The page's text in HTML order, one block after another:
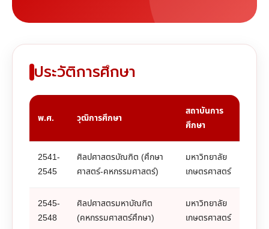
ประวัติการศึกษา
พ.ศ. วุฒิการศึกษา
สถาบันการ
ศึกษา
2541-
2545
ศิลปศาสตรบัณฑิต (ศึกษา
ศาสตร์-คหกรรมศาสตร์)
มหาวิทยาลัย
เกษตรศาสตร์
2545-
2548
ศิลปศาสตรมหาบัณฑิต
(คหกรรมศาสตร์ศึกษา)
มหาวิทยาลัย
เกษตรศาสตร์